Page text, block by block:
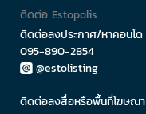
ติดต่อ Estopolis
ติดต่อลงประกาศ/หาคอนโด
095-890-2854
@estolisting
ติดต่อลงสื่อหรือพื้นที่โฆษณา